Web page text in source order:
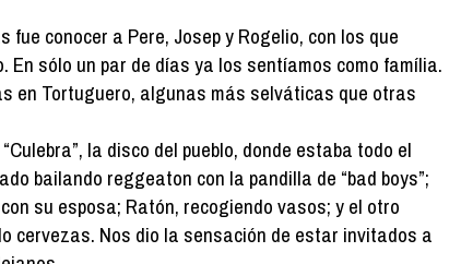
conocer a Pere, Josep y Rogelio, con los que
En sólo un par de días ya los sentíamos como família.
en Tortuguero, algunas más selváticas que otras
la disco del pueblo, donde estaba todo el
bailando reggeaton con la pandilla de “bad boys”;
su esposa; Ratón, recogiendo vasos; y el otro
cervezas. Nos dio la sensación de estar invitados a